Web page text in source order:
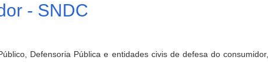
- SNDC
Defensoria Pública e entidades civis de defesa do